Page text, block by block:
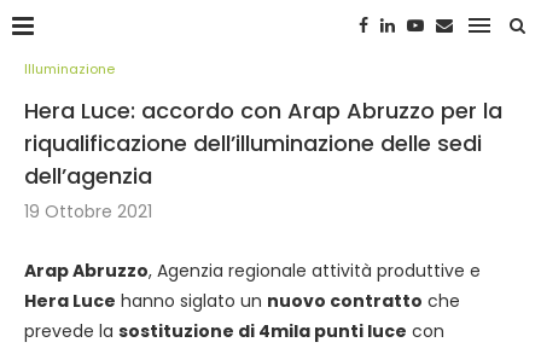
Illuminazione
Hera Luce: accordo con Arap Abruzzo per la
riqualificazione dell’illuminazione delle sedi
dell’agenzia
19 Ottobre 2021
Arap Abruzzo, Agenzia regionale attività produttive e
Hera Luce hanno siglato un nuovo contratto che
prevede la sostituzione di 4mila punti luce con